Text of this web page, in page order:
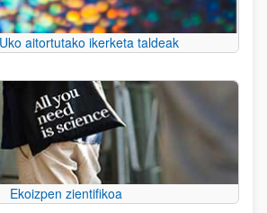
aitortutako ikerketa taldeak
Ekoizpen zientifikoa